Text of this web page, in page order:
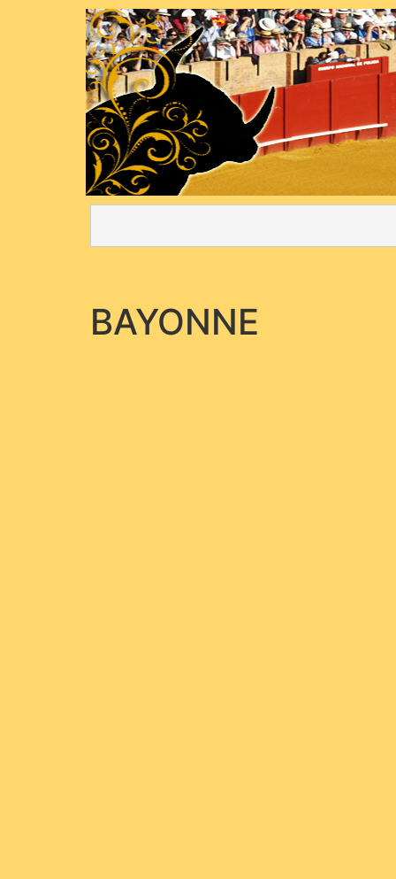
BAYONNE